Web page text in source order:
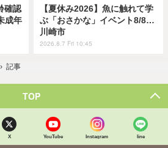
確認
成年
【夏休み2026】魚に触れて学
ぶ「おさかな」イベント8/8…
川崎市
2026.8.7 Fri 10:45
› 記事
TOP
X YouTube Instagram line